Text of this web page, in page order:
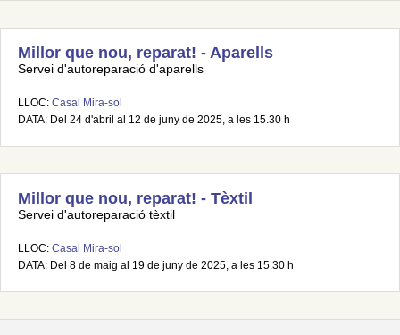
Millor que nou, reparat! - Aparells
Servei d'autoreparació d'aparells
LLOC: Casal Mira-sol
DATA: Del 24 d'abril al 12 de juny de 2025, a les 15.30 h
Millor que nou, reparat! - Tèxtil
Servei d'autoreparació tèxtil
LLOC: Casal Mira-sol
DATA: Del 8 de maig al 19 de juny de 2025, a les 15.30 h